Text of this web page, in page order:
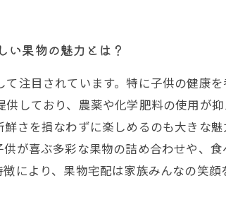
い果物の魅力とは？
注目されています。特に子供の健康
しており、農薬や化学肥料の使用が
さを損なわずに楽しめるのも大きな
が喜ぶ多彩な果物の詰め合わせや、
により、果物宅配は家族みんなの笑